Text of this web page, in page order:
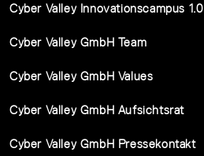
Cyber Valley Innovationscampus 1.0
Cyber Valley GmbH Team
Cyber Valley GmbH Values
Cyber Valley GmbH Aufsichtsrat
Cyber Valley GmbH Pressekontakt